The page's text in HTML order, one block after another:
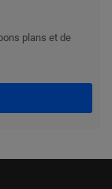
plans et de